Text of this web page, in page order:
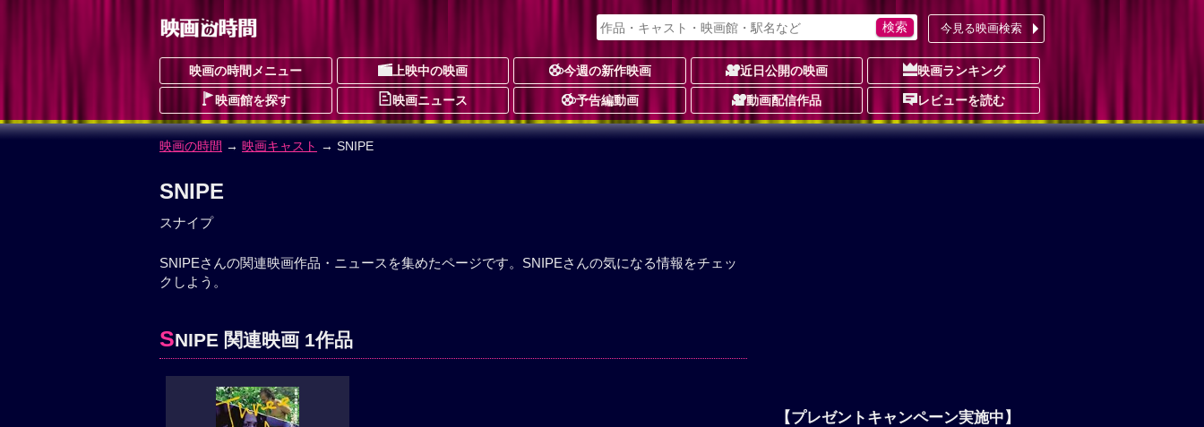
今見る映画検索
映画の時間メニュー 上映中の映画 今週の新作映画 近日公開の映画 映画ランキング
映画館を探す 映画ニュース 予告編動画 動画配信作品 レビューを読む
映画の時間 → 映画キャスト → SNIPE
SNIPE
スナイプ
SNIPEさんの関連映画作品・ニュースを集めたページです。SNIPEさんの気になる情報をチェッ
クしよう。
SNIPE 関連映画 1作品
【プレゼントキャンペーン実施中】